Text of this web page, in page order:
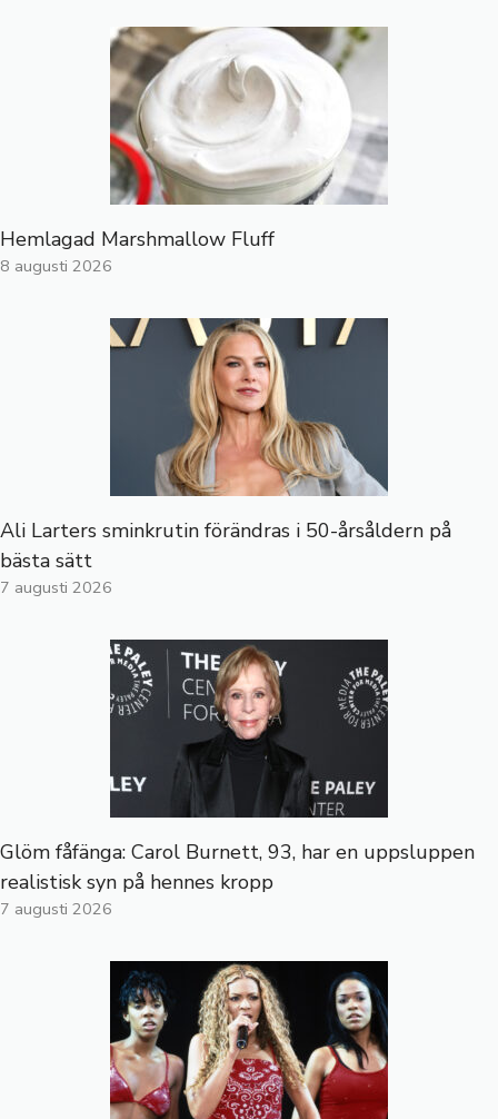
Hemlagad Marshmallow Fluff
8 augusti 2026
Ali Larters sminkrutin förändras i 50-årsåldern på
bästa sätt
7 augusti 2026
Glöm fåfänga: Carol Burnett, 93, har en uppsluppen
realistisk syn på hennes kropp
7 augusti 2026